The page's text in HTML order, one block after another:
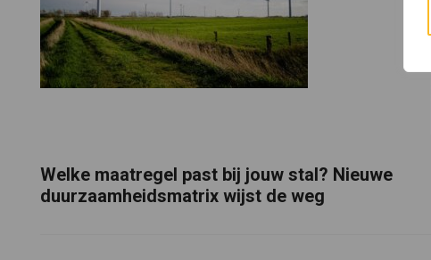
Welke maatregel past bij jouw stal? Nieuwe
duurzaamheidsmatrix wijst de weg